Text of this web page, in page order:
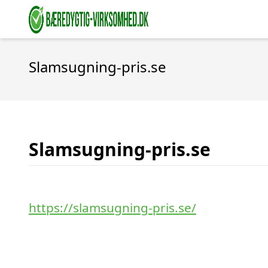
Slamsugning-pris.se
Slamsugning-pris.se
https://slamsugning-pris.se/